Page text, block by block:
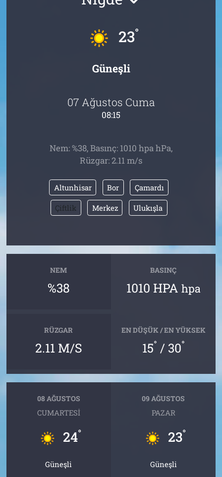
23°
Güneşli
07 Ağustos Cuma
08:15
Nem: %38, Basınç: 1010 hpa hPa,
Rüzgar: 2.11 m/s
Altunhisar Bor Çamardı
Çiftlik Merkez Ulukışla
NEM
%38
BASINÇ
1010 HPA hpa
RÜZGAR
2.11 M/S
EN DÜŞÜK / EN YÜKSEK
15° / 30°
08 AĞUSTOS
CUMARTESI
24°
Güneşli
09 AĞUSTOS
PAZAR
23°
Güneşli